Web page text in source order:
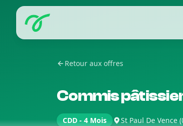
Retour aux offres
Commis
CDD - 4 Mois St Paul De Vence